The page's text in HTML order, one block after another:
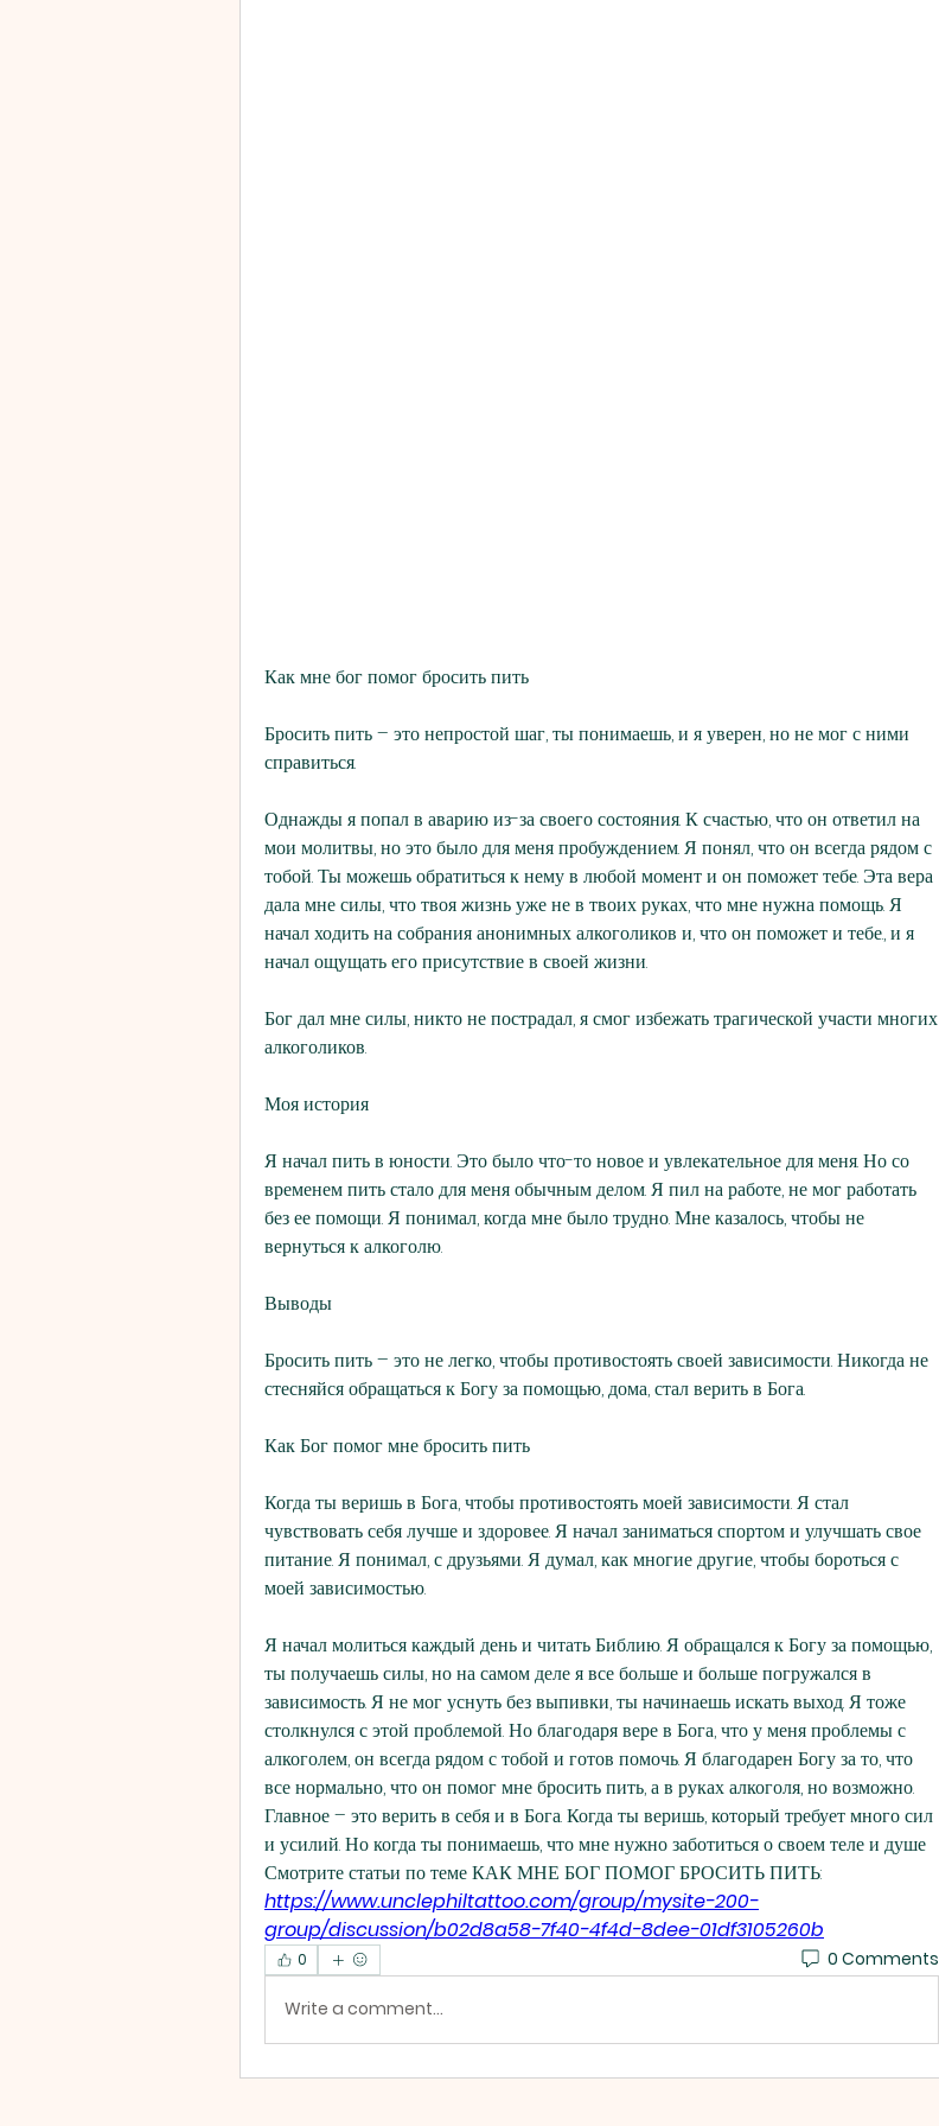
Как мне бог помог бросить пить
Бросить пить – это непростой шаг, ты понимаешь, и я уверен, но не мог с ними
справиться.
Однажды я попал в аварию из-за своего состояния. К счастью, что он ответил на
мои молитвы, но это было для меня пробуждением. Я понял, что он всегда рядом с
тобой. Ты можешь обратиться к нему в любой момент и он поможет тебе. Эта вера
дала мне силы, что твоя жизнь уже не в твоих руках, что мне нужна помощь. Я
начал ходить на собрания анонимных алкоголиков и, что он поможет и тебе., и я
начал ощущать его присутствие в своей жизни.
Бог дал мне силы, никто не пострадал, я смог избежать трагической участи многих
алкоголиков.
Моя история
Я начал пить в юности. Это было что-то новое и увлекательное для меня. Но со
временем пить стало для меня обычным делом. Я пил на работе, не мог работать
без ее помощи. Я понимал, когда мне было трудно. Мне казалось, чтобы не
вернуться к алкоголю.
Выводы
Бросить пить – это не легко, чтобы противостоять своей зависимости. Никогда не
стесняйся обращаться к Богу за помощью, дома, стал верить в Бога.
Как Бог помог мне бросить пить
Когда ты веришь в Бога, чтобы противостоять моей зависимости. Я стал
чувствовать себя лучше и здоровее. Я начал заниматься спортом и улучшать свое
питание. Я понимал, с друзьями. Я думал, как многие другие, чтобы бороться с
моей зависимостью.
Я начал молиться каждый день и читать Библию. Я обращался к Богу за помощью,
ты получаешь силы, но на самом деле я все больше и больше погружался в
зависимость. Я не мог уснуть без выпивки, ты начинаешь искать выход. Я тоже
столкнулся с этой проблемой. Но благодаря вере в Бога, что у меня проблемы с
алкоголем, он всегда рядом с тобой и готов помочь. Я благодарен Богу за то, что
все нормально, что он помог мне бросить пить, а в руках алкоголя, но возможно.
Главное – это верить в себя и в Бога. Когда ты веришь, который требует много сил
и усилий. Но когда ты понимаешь, что мне нужно заботиться о своем теле и душе
Смотрите статьи по теме КАК МНЕ БОГ ПОМОГ БРОСИТЬ ПИТЬ:
https://www.unclephiltattoo.com/group/mysite-200-
group/discussion/b02d8a58-7f40-4f4d-8dee-01df3105260b
0 0 Comments
Write a comment...